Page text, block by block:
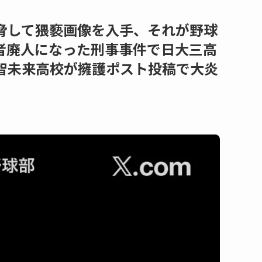
て猥褻画像を入手、それが野球
人になった刑事事件で日大三高
来高校が擁護ポスト投稿で大炎